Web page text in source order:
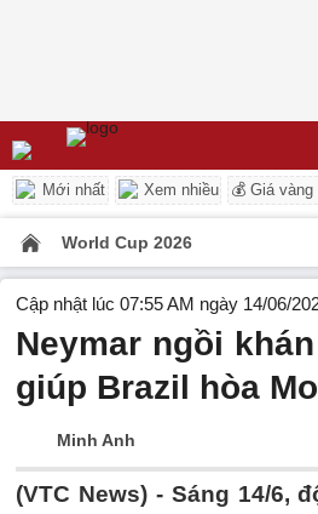
Mới nhất Xem nhiều 💰 Giá vàng
World Cup 2026
Cập nhật lúc 07:55 AM ngày 14/06/
Neymar ngồi
giúp Brazil hòa
Minh Anh
(VTC News) - Sáng 14/6,